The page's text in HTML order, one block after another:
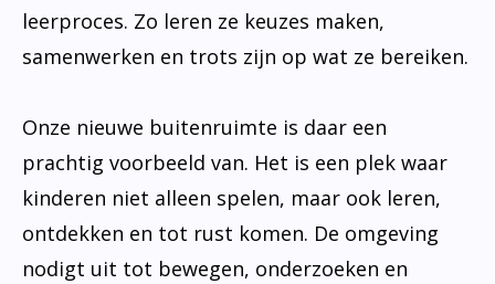
leerproces. Zo leren ze keuzes maken,
samenwerken en trots zijn op wat ze bereiken.
Onze nieuwe buitenruimte is daar een
prachtig voorbeeld van. Het is een plek waar
kinderen niet alleen spelen, maar ook leren,
ontdekken en tot rust komen. De omgeving
nodigt uit tot bewegen, onderzoeken en